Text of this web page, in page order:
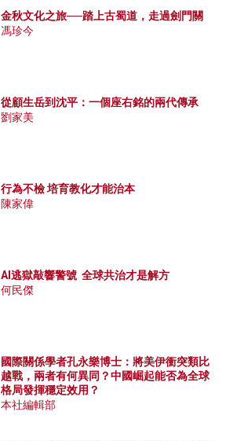
金秋文化之旅──踏上古蜀道，走過劍門關
馮珍今
從顧生岳到沈平：一個座右銘的兩代傳承
劉家美
行為不檢 培育教化才能治本
陳家偉
AI逃獄敲響警號 全球共治才是解方
何民傑
國際關係學者孔永樂博士：將美伊衝突類比
越戰，兩者有何異同？中國崛起能否為全球
格局發揮穩定效用？
本社編輯部